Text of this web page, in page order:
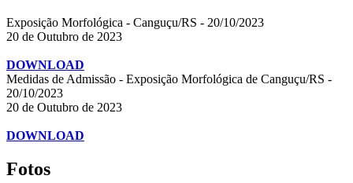
Exposição Morfológica - Canguçu/RS - 20/10/2023
20 de Outubro de 2023
DOWNLOAD
Medidas de Admissão - Exposição Morfológica de Canguçu/RS -
20/10/2023
20 de Outubro de 2023
DOWNLOAD
Fotos